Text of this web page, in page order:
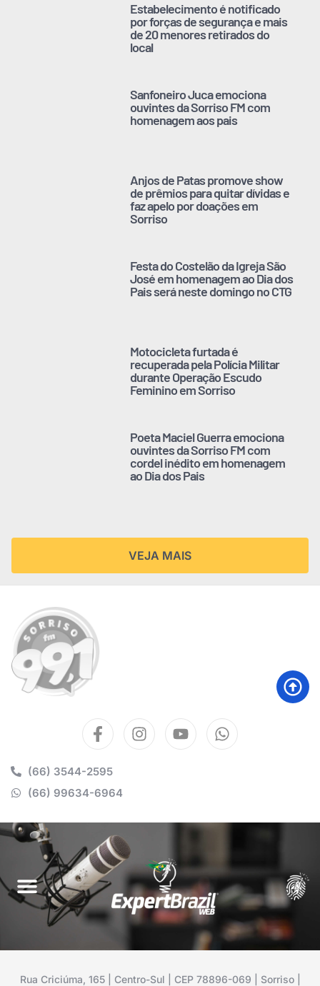
Estabelecimento é notificado
por forças de segurança e mais
de 20 menores retirados do
local
Sanfoneiro Juca emociona
ouvintes da Sorriso FM com
homenagem aos pais
Anjos de Patas promove show
de prêmios para quitar dívidas e
faz apelo por doações em
Sorriso
Festa do Costelão da Igreja São
José em homenagem ao Dia dos
Pais será neste domingo no CTG
Motocicleta furtada é
recuperada pela Polícia Militar
durante Operação Escudo
Feminino em Sorriso
Poeta Maciel Guerra emociona
ouvintes da Sorriso FM com
cordel inédito em homenagem
ao Dia dos Pais
VEJA MAIS
(66) 3544-2595
(66) 99634-6964
Rua Criciúma, 165 | Centro-Sul | CEP 78896-069 | Sorriso |